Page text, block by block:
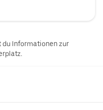
Informationen zur